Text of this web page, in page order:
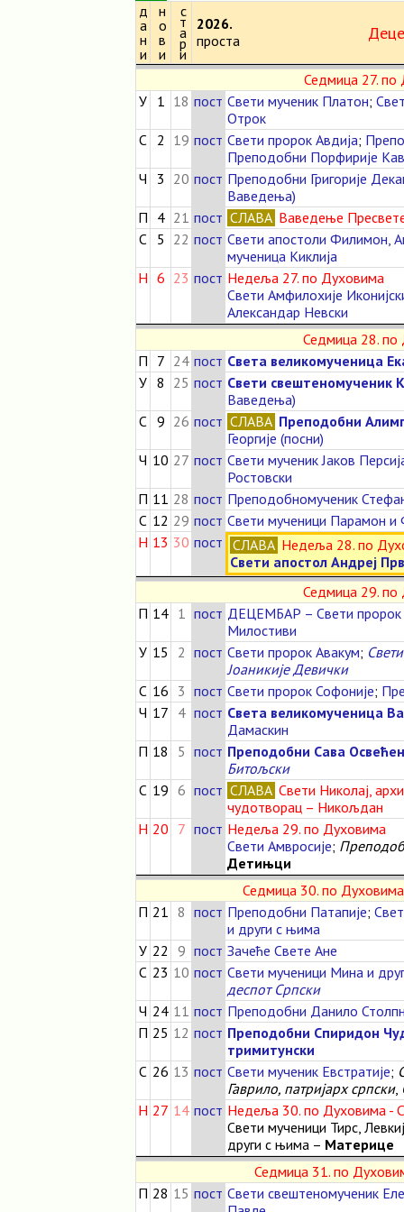
д
а
н
и
н
о
в
и
с
т
а
р
и
2026.
проста
Седмица 27. по
У 1 18 пост Свети мученик Платон;
Отрок
С 2 19 пост Свети пророк Авдија;
Преподобни Порфирије
Ч 3 20 пост Преподобни Григорије
Ваведења)
П 4 21 пост СЛАВА Ваведење
С 5 22 пост Свети апостоли Филимон,
мученица Киклија
Н 6 23 пост Недеља 27. по Духовима
Свети Амфилохије
Александар Невски
Седмица 28. по
П 7 24 пост Света великомученица
У 8 25 пост Свети свештеномученик
Ваведења)
С 9 26 пост СЛАВА Преподобни
Георгије (посни)
Ч 10 27 пост Свети мученик Јаков
Ростовски
П 11 28 пост Преподобномученик
С 12 29 пост Свети мученици Парамон и
Н 13 30 пост СЛАВА Недеља 28. по
Свети апостол Андреј
Седмица 29. по
П 14 1 пост ДЕЦЕМБАР – Свети
Милостиви
У 15 2 пост Свети пророк Авакум;
Јоаникије Девички
С 16 3 пост Свети пророк Софоније;
Ч 17 4 пост Света великомученица
Дамаскин
П 18 5 пост Преподобни Сава
Битољски
С 19 6 пост СЛАВА Свети Николај,
чудотворац – Никољдан
Н 20 7 пост Недеља 29. по Духовима
Свети Амвросије;
Детињци
Седмица 30. по
П 21 8 пост Преподобни Патапије;
и други с њима
У 22 9 пост Зачеће Свете Ане
С 23 10 пост Свети мученици Мина и
деспот Српски
Ч 24 11 пост Преподобни Данило
П 25 12 пост Преподобни Спиридон
тримитунски
С 26 13 пост Свети мученик Евстратије;
Гаврило, патријарх српски,
Н 27 14 пост Недеља 30. по Духовима -
Свети мученици Тирс,
други с њима – Материце
Седмица 31. по
П 28 15 пост Свети свештеномученик